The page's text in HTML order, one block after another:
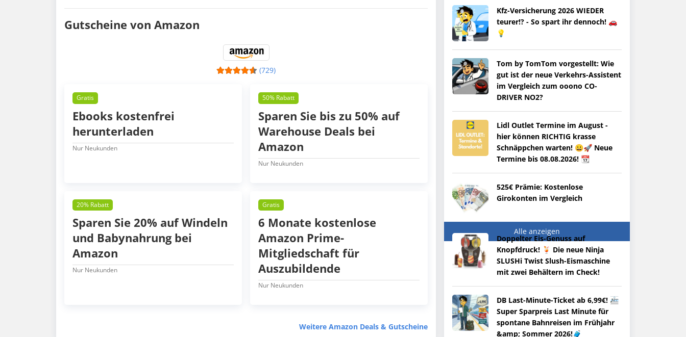
Gutscheine von Amazon
(729)
Gratis
Ebooks kostenfrei
herunterladen
Nur Neukunden
50% Rabatt
Sparen Sie bis zu 50% auf
Warehouse Deals bei
Amazon
Nur Neukunden
20% Rabatt
Sparen Sie 20% auf Windeln
und Babynahrung bei
Amazon
Nur Neukunden
Gratis
6 Monate kostenlose
Amazon Prime-
Mitgliedschaft für
Auszubildende
Nur Neukunden
Weitere Amazon Deals & Gutscheine
Kfz-Versicherung 2026 WIEDER
teurer!? - So spart ihr dennoch! 🚗
💡
Tom by TomTom vorgestellt: Wie
gut ist der neue Verkehrs-Assistent
im Vergleich zum ooono CO-
DRIVER NO2?
Lidl Outlet Termine im August -
hier können RICHTIG krasse
Schnäppchen warten! 😀🚀 Neue
Termine bis 08.08.2026! 📆
525€ Prämie: Kostenlose
Girokonten im Vergleich
Alle anzeigen
Doppelter Eis-Genuss auf
Knopfdruck! 🍹 Die neue Ninja
SLUSHi Twist Slush-Eismaschine
mit zwei Behältern im Check!
DB Last-Minute-Ticket ab 6,99€! 🚈
Super Sparpreis Last Minute für
spontane Bahnreisen im Frühjahr
&amp; Sommer 2026!🧳